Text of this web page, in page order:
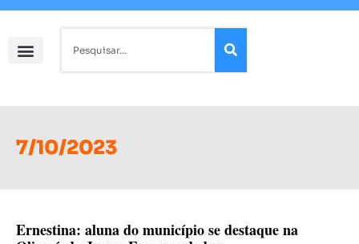
7/10/2023
Ernestina: aluna do município se destaque na